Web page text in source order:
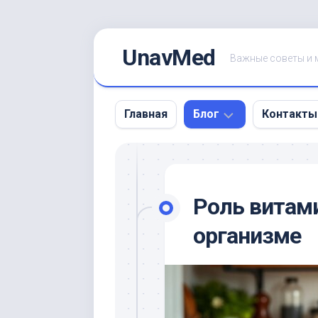
UnavMed Важные советы и
Главная Блог
Симптомы,
и
Лечение
|
Онкоцентр
Москва
Контакты
Роль
организме